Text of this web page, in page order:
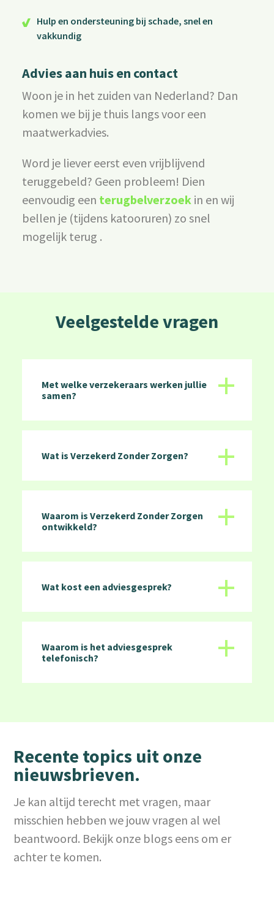
Hulp en ondersteuning bij schade, snel en
vakkundig
Advies aan huis en contact
Woon je in het zuiden van Nederland? Dan
komen we bij je thuis langs voor een
maatwerkadvies.
Word je liever eerst even vrijblijvend
teruggebeld? Geen probleem! Dien
eenvoudig een terugbelverzoek in en wij
bellen je (tijdens katooruren) zo snel
mogelijk terug .
Veelgestelde vragen
Met welke verzekeraars werken jullie
samen?
+
Wat is Verzekerd Zonder Zorgen? +
Waarom is Verzekerd Zonder Zorgen
ontwikkeld?
+
Wat kost een adviesgesprek? +
Waarom is het adviesgesprek
telefonisch?
+
Recente topics uit onze
nieuwsbrieven.
Je kan altijd terecht met vragen, maar
misschien hebben we jouw vragen al wel
beantwoord. Bekijk onze blogs eens om er
achter te komen.